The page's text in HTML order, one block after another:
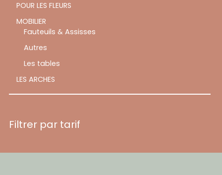
POUR LES FLEURS
MOBILIER
Fauteuils & Assisses
Autres
Les tables
LES ARCHES
Filtrer par tarif